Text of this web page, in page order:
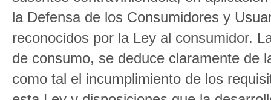
la Defensa de los Consumidores y
reconocidos por la Ley al consumidor.
de consumo, se deduce claramente de
como tal el incumplimiento de los